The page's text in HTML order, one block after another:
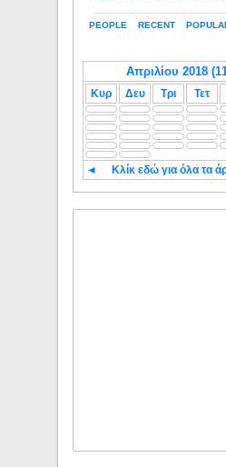
PEOPLE RECENT
Κυρ Δευ Τρι Τετ
◄ Κλίκ εδώ για όλα τα